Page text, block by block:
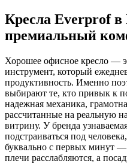
Кресла Everprof
премиальный
Хорошее офисное кресло —
инструмент, который
продуктивность. Именно
выбирают те, кто привык к
надежная механика,
рассчитанные на реальную
витрину. У бренда
подстраиваться под
буквально с первых минут —
плечи расслабляются, а